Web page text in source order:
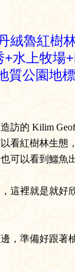
絨魯紅樹
水上牧場
質公園地標
訪的 Kilim
看紅樹林生態
可以看到鱷魚
這裡就是就好
，準備好跟著